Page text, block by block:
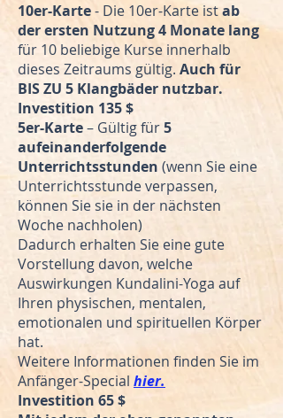
10er-Karte- Die 10er-Karte istab
der ersten Nutzung 4 Monate lang
für 10 beliebige Kurse innerhalb
dieses Zeitraums gültig. Auch für
BIS ZU 5 Klangbäder nutzbar.
Investition 135 $
5er-Karte– Gültig für5
aufeinanderfolgende
Unterrichtsstunden (wenn Sie eine
Unterrichtsstunde verpassen,
können Sie sie in der nächsten
Woche nachholen)
Dadurch erhalten Sie eine gute
Vorstellung davon, welche
Auswirkungen Kundalini-Yoga auf
Ihren physischen, mentalen,
emotionalen und spirituellen Körper
hat.
Weitere Informationen finden Sie im
Anfänger-Special hier.
Investition 65 $